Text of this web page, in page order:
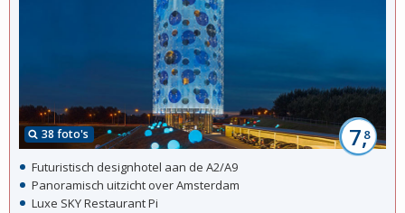
38 foto's 7,8
Futuristisch designhotel aan de A2/A9
Panoramisch uitzicht over Amsterdam
Luxe SKY Restaurant Pi